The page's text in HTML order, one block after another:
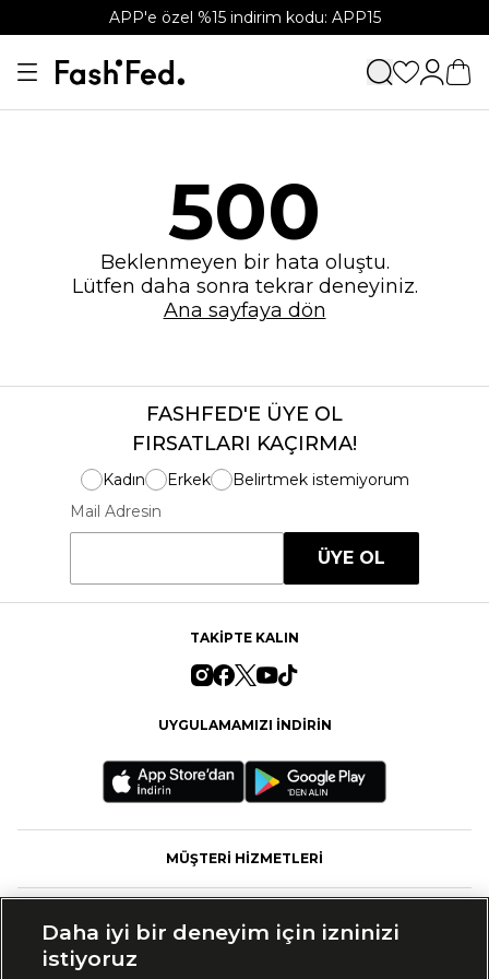
APP'e özel %15 indirim kodu: APP15
500
Beklenmeyen bir hata oluştu.
Lütfen daha sonra tekrar deneyiniz.
Ana sayfaya dön
FASHFED'E ÜYE OL
FIRSATLARI KAÇIRMA!
Kadın Erkek
Belirtmek istemiyorum
Mail Adresin
ÜYE OL
TAKİPTE KALIN
UYGULAMAMIZI İNDİRİN
MÜŞTERİ HİZMETLERİ
Daha iyi bir deneyim için izninizi
istiyoruz